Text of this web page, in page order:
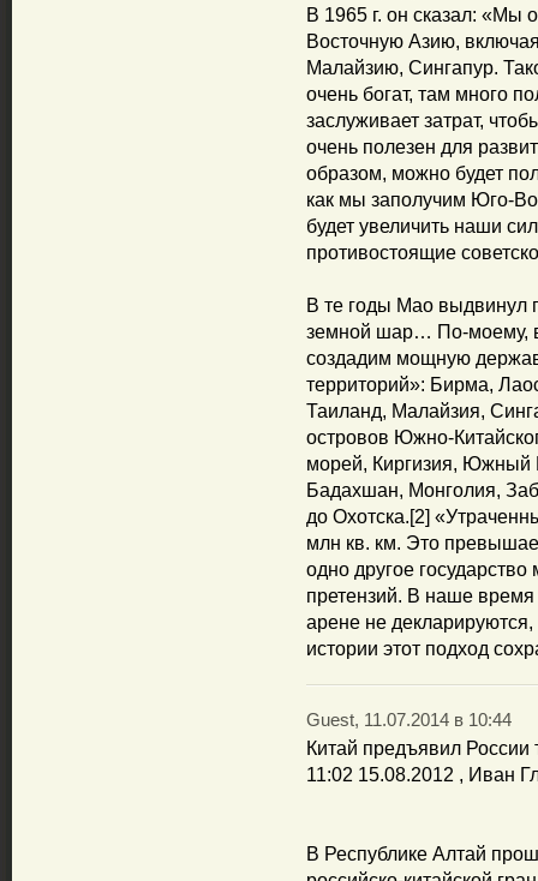
В 1965 г. он сказал: «Мы
Восточную Азию,
Малайзию, Сингапур.
очень богат, там много
заслуживает затрат,
очень полезен для
образом, можно будет
как мы заполучим Юго-
будет увеличить наши
противостоящие
В те годы Мао выдвинул
земной шар… По-моему,
создадим мощную
территорий»: Бирма,
Таиланд, Малайзия,
островов Южно-
морей, Киргизия, Южный
Бадахшан, Монголия,
до Охотска.[2]
млн кв. км. Это
одно другое
претензий. В наше время
арене не
истории этот подход
Guest, 11.07.2014 в 10:44
Китай предъявил России
11:02 15.08.2012 , Иван
В Республике Алтай